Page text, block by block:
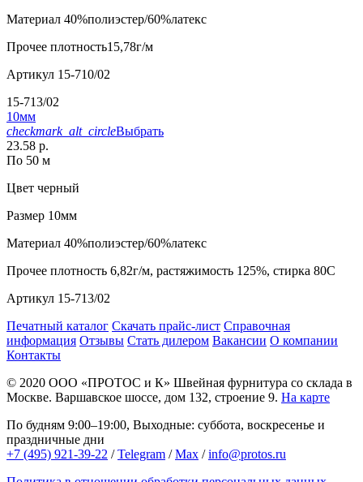
Материал 40%полиэстер/60%латекс
Прочее плотность15,78г/м
Артикул 15-710/02
15-713/02
10мм
checkmark_alt_circleВыбрать
23.58 р.
По 50 м
Цвет черный
Размер 10мм
Материал 40%полиэстер/60%латекс
Прочее плотность 6,82г/м, растяжимость 125%, стирка 80С
Артикул 15-713/02
Печатный каталог Скачать прайс-лист Справочная
информация Отзывы Стать дилером Вакансии О компании
Контакты
© 2020 ООО «ПРОТОС и К» Швейная фурнитура со склада в
Москве. Варшавское шоссе, дом 132, строение 9. На карте
По будням 9:00–19:00, Выходные: суббота, воскресенье и
праздничные дни
+7 (495) 921-39-22 /Telegram /Max /info@protos.ru